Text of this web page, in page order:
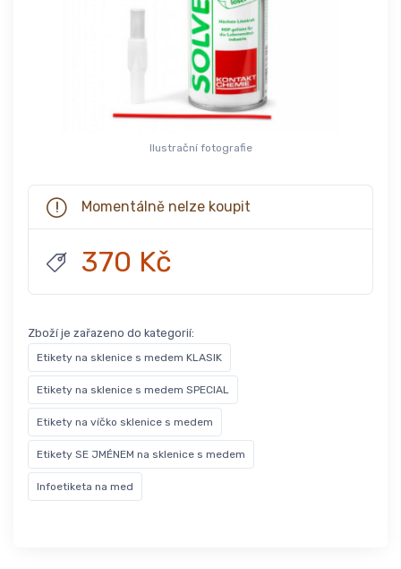
Ilustrační fotografie
Momentálně nelze koupit
370 Kč
Zboží je zařazeno do kategorií:
Etikety na sklenice s medem KLASIK
Etikety na sklenice s medem SPECIAL
Etikety na víčko sklenice s medem
Etikety SE JMÉNEM na sklenice s medem
Infoetiketa na med